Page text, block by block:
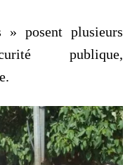
» posent plusieurs
publique,